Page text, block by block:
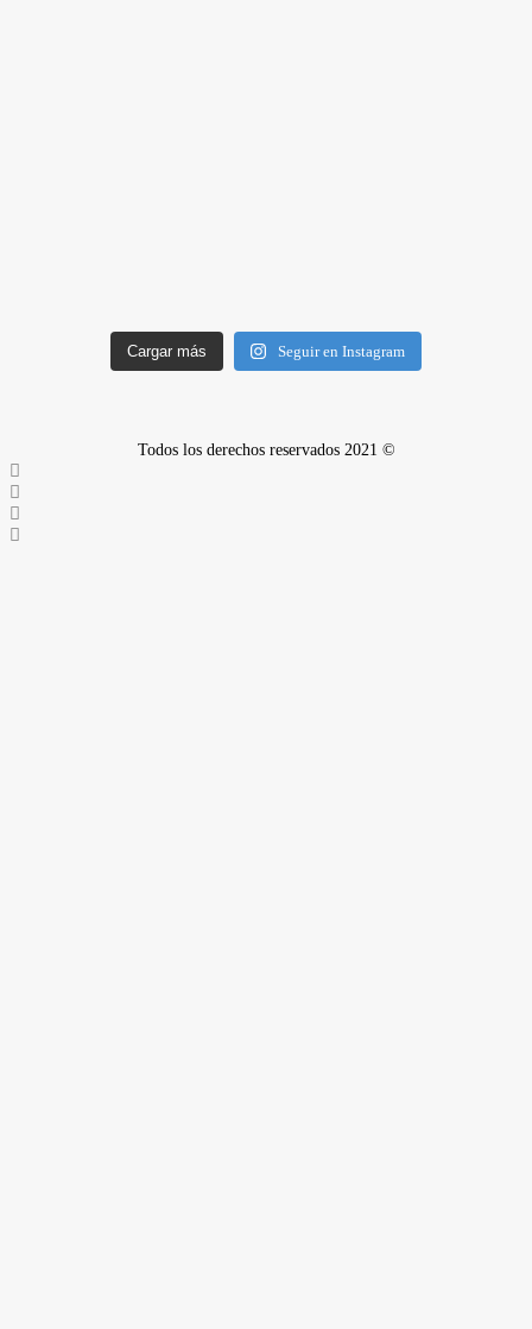
Cargar más Seguir en Instagram
Todos los derechos reservados 2021 ©